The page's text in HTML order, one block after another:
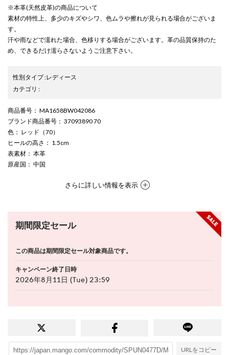
※本革(天然皮革)の商品について
素材の特性上、多少のキズやシワ、色ムラや擦れが見られる場合がございま
す。
汗や雨などで濡れた場合、色移りする場合がございます。革の品質保持のた
め、できるだけ濡らさないようご注意下さい。
性別タイプ:レディース
カテゴリ :
商品番号 ： MA1658BW042086
ブランド商品番号 ： 37093890 70
色 ： レッド（70）
ヒールの高さ ： 1.5cm
表素材 ： 本革
原産国 ： 中国
さらに詳しい情報を表示
期間限定セール
この商品は期間限定セール対象商品です。
キャンペーン終了日時
2026年8月11日 (Tue) 23:59
URLをコピー